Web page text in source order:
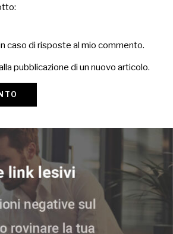
caso di risposte al mio commento.
pubblicazione di un nuovo articolo.